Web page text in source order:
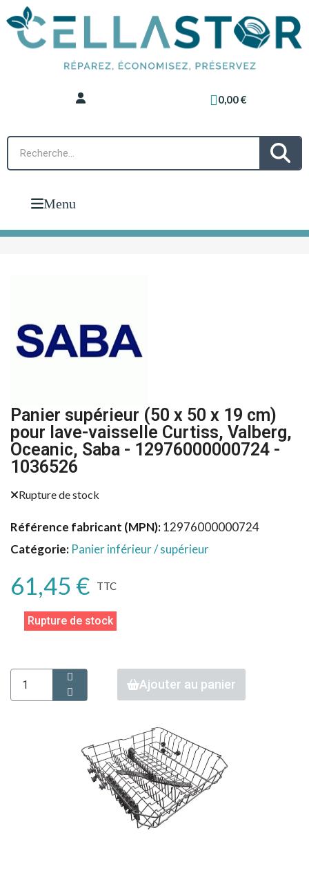
0,00 €
Menu
Panier supérieur (50 x 50 x 19 cm)
pour lave-vaisselle Curtiss, Valberg,
Oceanic, Saba - 12976000000724 -
1036526
Rupture de stock
Référence fabricant (MPN) 12976000000724
Catégorie Panier inférieur / supérieur
61,45 € TTC
Rupture de stock
Ajouter au panier